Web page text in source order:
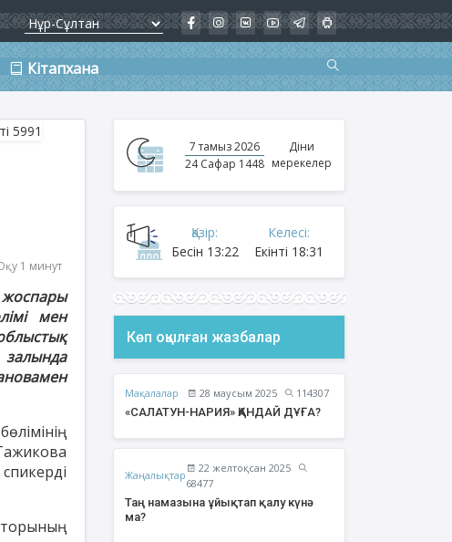
Кітапхана
1 минут
жоспары
мен
7 тамыз 2026
24 Сафар 1448
Діни
мерекелер
Қазір:
Бесін 13:22
Келесі:
Екінті 18:31
Көп оқылған жазбалар
Мақалалар 28 маусым 2025
114307
«САЛАТУН-НАРИЯ» ҚАНДАЙ ДҰҒА?
Жаңалықтар
22 желтоқсан 2025
68477
Таң намазына ұйықтап қалу күнә
ма?